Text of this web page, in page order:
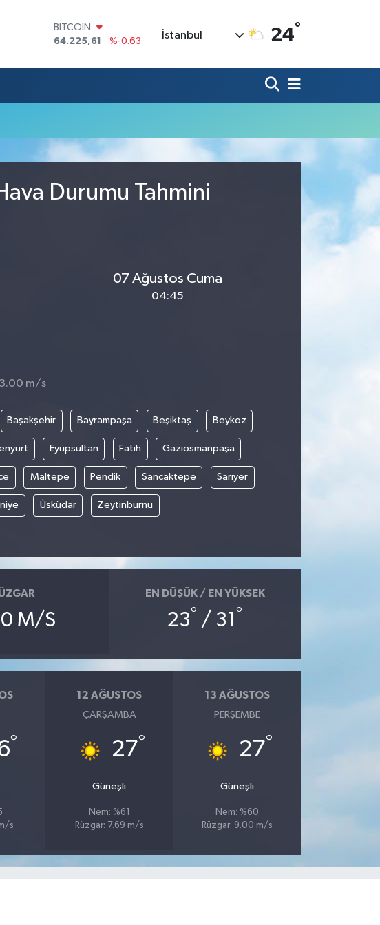
BITCOIN
64.225,61
%-0.63
47,7143
%0.16
GRAM ALTIN
6510.40
%0.45
BİST100
İstanbul 24°
Durumu Tahmini
07 Ağustos Cuma
04:45
3.00 m/s
Başakşehir Bayrampaşa Beşiktaş Beykoz
Eyüpsultan Fatih Gaziosmanpaşa
Maltepe Pendik Sancaktepe Sarıyer
Üsküdar Zeytinburnu
M/S
EN DÜŞÜK / EN YÜKSEK
23° / 31 °
°
s
12 AĞUSTOS
ÇARŞAMBA
27°
Güneşli
Nem: %61
Rüzgar: 7.69 m/s
13 AĞUSTOS
PERŞEMBE
27°
Güneşli
Nem: %60
Rüzgar: 9.00 m/s